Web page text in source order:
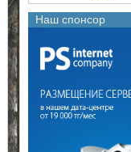
Наш спонсор